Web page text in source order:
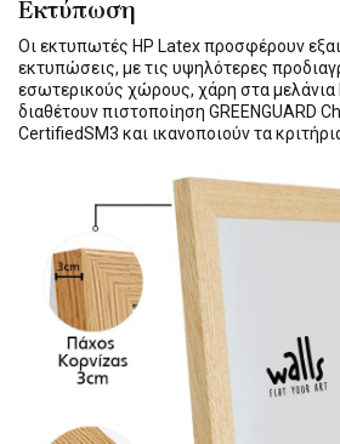
Εκτύπωση
Οι εκτυπωτές HP Latex προσφέρουν
εκτυπώσεις, με τις υψηλότερες
εσωτερικούς χώρους, χάρη στα μελάνια
διαθέτουν πιστοποίηση GREENGUARD
CertifiedSM3 και ικανοποιούν τα